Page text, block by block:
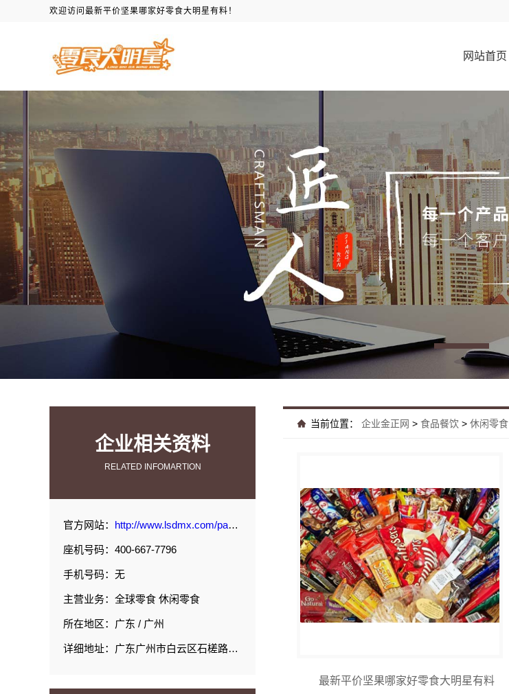
欢迎访问最新平价坚果哪家好零食大明星有料！
网站首页
企业相关资料
RELATED INFOMARTION
官方网站： http://www.lsdmx.com/page/3.html#p1
座机号码：400-667-7796
手机号码：无
主营业务：全球零食 休闲零食
所在地区：广东 / 广州
详细地址：广东广州市白云区石槎路聚源街50号1#栋15层1508室
当前位置： 企业金正网 > 食品餐饮 > 休闲零食
最新平价坚果哪家好零食大明星有料